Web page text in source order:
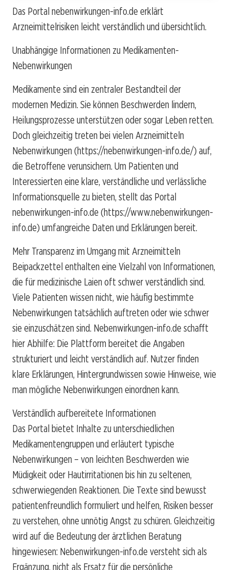
Das Portal nebenwirkungen-info.de erklärt
Arzneimittelrisiken leicht verständlich und übersichtlich.
Unabhängige Informationen zu Medikamenten-
Nebenwirkungen
Medikamente sind ein zentraler Bestandteil der
modernen Medizin. Sie können Beschwerden lindern,
Heilungsprozesse unterstützen oder sogar Leben retten.
Doch gleichzeitig treten bei vielen Arzneimitteln
Nebenwirkungen (https://nebenwirkungen-info.de/) auf,
die Betroffene verunsichern. Um Patienten und
Interessierten eine klare, verständliche und verlässliche
Informationsquelle zu bieten, stellt das Portal
nebenwirkungen-info.de (https://www.nebenwirkungen-
info.de) umfangreiche Daten und Erklärungen bereit.
Mehr Transparenz im Umgang mit Arzneimitteln
Beipackzettel enthalten eine Vielzahl von Informationen,
die für medizinische Laien oft schwer verständlich sind.
Viele Patienten wissen nicht, wie häufig bestimmte
Nebenwirkungen tatsächlich auftreten oder wie schwer
sie einzuschätzen sind. Nebenwirkungen-info.de schafft
hier Abhilfe: Die Plattform bereitet die Angaben
strukturiert und leicht verständlich auf. Nutzer finden
klare Erklärungen, Hintergrundwissen sowie Hinweise, wie
man mögliche Nebenwirkungen einordnen kann.
Verständlich aufbereitete Informationen
Das Portal bietet Inhalte zu unterschiedlichen
Medikamentengruppen und erläutert typische
Nebenwirkungen – von leichten Beschwerden wie
Müdigkeit oder Hautirritationen bis hin zu seltenen,
schwerwiegenden Reaktionen. Die Texte sind bewusst
patientenfreundlich formuliert und helfen, Risiken besser
zu verstehen, ohne unnötig Angst zu schüren. Gleichzeitig
wird auf die Bedeutung der ärztlichen Beratung
hingewiesen: Nebenwirkungen-info.de versteht sich als
Ergänzung, nicht als Ersatz für die persönliche